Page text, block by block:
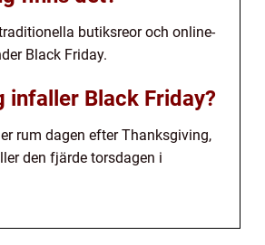
butiksreor och online-
Black Friday.
infaller Black Friday?
rum dagen efter Thanksgiving,
den fjärde torsdagen i